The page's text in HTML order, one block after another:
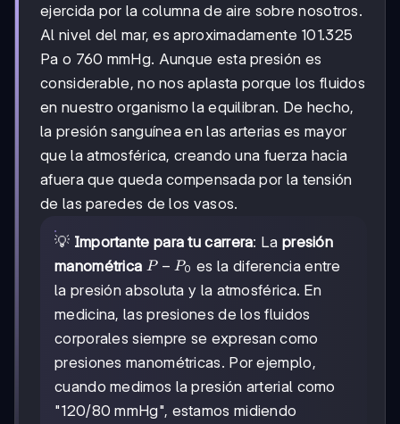
ejercida por la columna de aire sobre nosotros.
Al nivel del mar, es aproximadamente 101.325
Pa o 760 mmHg. Aunque esta presión es
considerable, no nos aplasta porque los fluidos
en nuestro organismo la equilibran. De hecho,
la presión sanguínea en las arterias es mayor
que la atmosférica, creando una fuerza hacia
afuera que queda compensada por la tensión
de las paredes de los vasos.
💡 Importante para tu carrera: La presión
manométrica P-
P₀
P − P0 es la diferencia entre
la presión absoluta y la atmosférica. En
medicina, las presiones de los fluidos
corporales siempre se expresan como
presiones manométricas. Por ejemplo,
cuando medimos la presión arterial como
"120/80 mmHg", estamos midiendo